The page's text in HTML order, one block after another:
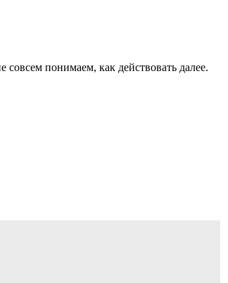
понимаем, как действовать далее.